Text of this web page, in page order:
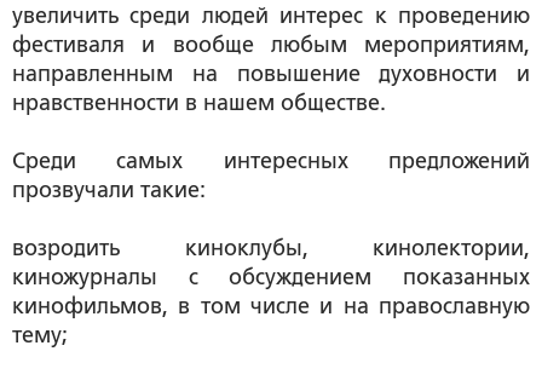
увеличить среди людей интерес к проведению
фестиваля и вообще любым мероприятиям,
направленным на повышение духовности и
нравственности в нашем обществе.
Среди самых интересных предложений
прозвучали такие:
возродить киноклубы, кинолектории,
киножурналы с обсуждением показанных
кинофильмов, в том числе и на православную
тему;